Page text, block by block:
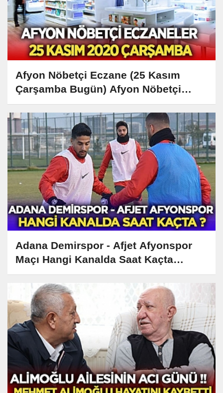
Afyon Nöbetçi Eczane (25 Kasım
Çarşamba Bugün) Afyon Nöbetçi
Eczaneler Listesi
Adana Demirspor - Afjet Afyonspor
Maçı Hangi Kanalda Saat Kaçta
Yayınlanacak?